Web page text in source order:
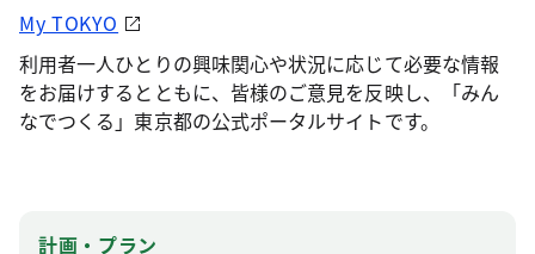
My TOKYO
利用者一人ひとりの興味関心や状況に応じて必要な情報
をお届けするとともに、皆様のご意見を反映し、「みん
なでつくる」東京都の公式ポータルサイトです。
計画・プラン